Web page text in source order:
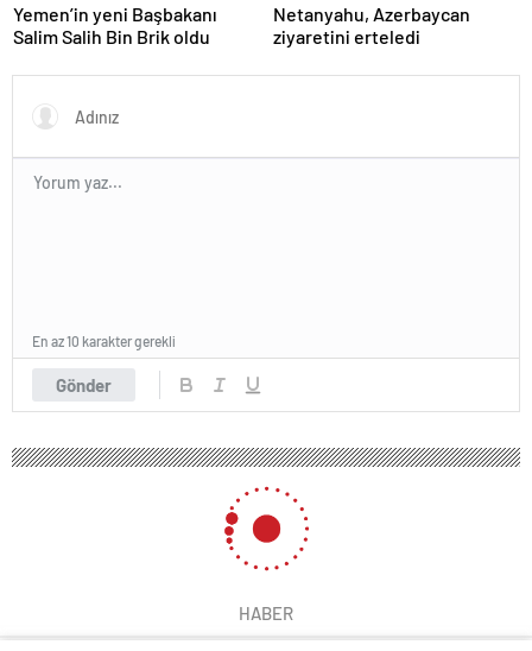
Yemen’in yeni Başbakanı
Salim Salih Bin Brik oldu
Netanyahu, Azerbaycan
ziyaretini erteledi
Gönder
En az 10 karakter gerekli
HABER